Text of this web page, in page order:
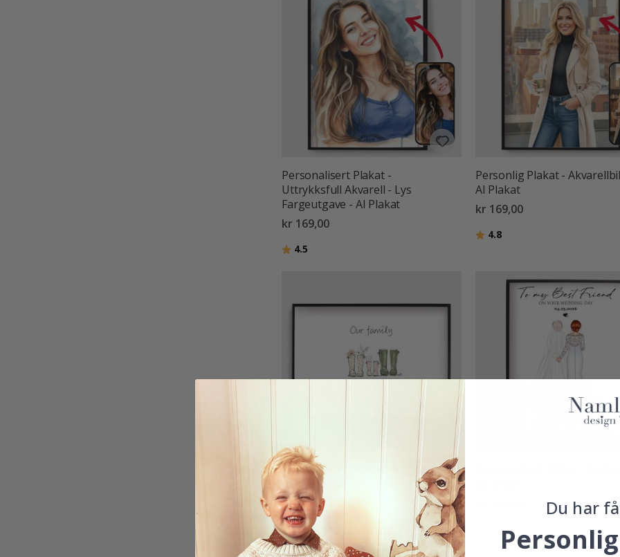
Personalisert Plakat -
Uttrykksfull Akvarell - Lys
Fargeutgave - AI Plakat
kr 169,00
Karakter:
4.5
Personlig Plakat -
AI Plakat
kr 169,00
Karakter:
4.8av 5 mulige
Personalisert Plakat - Familie
Gummistøvler Portrett - 3 til 8
Familiemedlemmer
kr 169,00
Karakter:
5.0av 5 mulige
Du har